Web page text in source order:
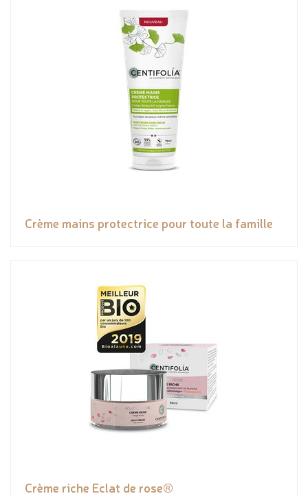
Crème mains protectrice pour toute la famille
Crème riche Eclat de rose®